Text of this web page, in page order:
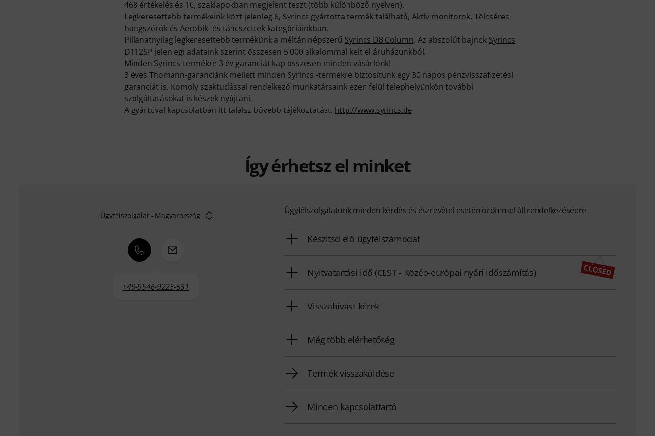
468 értékelés és 10, szaklapokban megjelent teszt (több különböző nyelven).
Legkeresettebb termékeink közt jelenleg 6, Syrincs gyártotta termék található, Aktív monitorok, Tölcséres
hangszórókés Aerobik- és táncszettekkategóriáinkban.
Pillanatnyilag legkeresettebb termékünk a méltán népszerű Syrincs D8 Column. Az abszolút bajnok Syrincs
D112SP jelenlegi adataink szerint összesen 5.000 alkalommal kelt el áruházunkból.
Minden Syrincs-termékre 3 év garanciát kap összesen minden vásárlónk!
3 éves Thomann-garanciánk mellett minden Syrincs -termékre biztosítunk egy 30 napos pénzvisszafizetési
garanciát is. Komoly szaktudással rendelkező munkatársaink ezen felül telephelyünkön további
szolgáltatásokat is készek nyújtani.
A gyártóval kapcsolatban itt találsz bővebb tájékoztatást: http://www.syrincs.de
Így érhetsz el minket
Ügyfélszolgálat - Magyarország
+49-9546-9223-531
Ügyfélszolgálatunk minden kérdés és észrevétel esetén örömmel áll rendelkezésedre
Készítsd elő ügyfélszámodat
Nyitvatartási idő (CEST - Közép-európai nyári időszámítás)
Visszahívást kérek
Még több elérhetőség
Termék visszaküldése
Minden kapcsolattartó